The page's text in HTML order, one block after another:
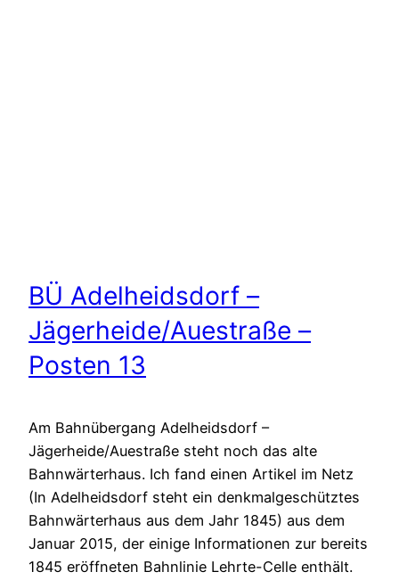
BÜ Adelheidsdorf –
Jägerheide/Auestraße –
Posten 13
Am Bahnübergang Adelheidsdorf –
Jägerheide/Auestraße steht noch das alte
Bahnwärterhaus. Ich fand einen Artikel im Netz
(In Adelheidsdorf steht ein denkmalgeschütztes
Bahnwärterhaus aus dem Jahr 1845) aus dem
Januar 2015, der einige Informationen zur bereits
1845 eröffneten Bahnlinie Lehrte-Celle enthält.